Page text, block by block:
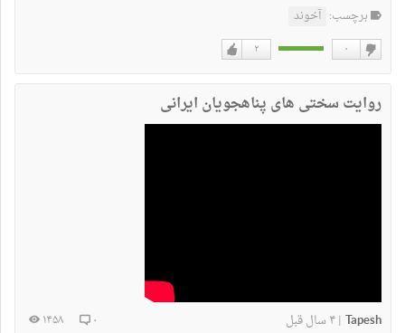
برچسب: آخوند
۲ ۰
روایت سختی های پناهجویان ایرانی
Tapesh
|۴ سال قبل ۰ ۱۴۵۸